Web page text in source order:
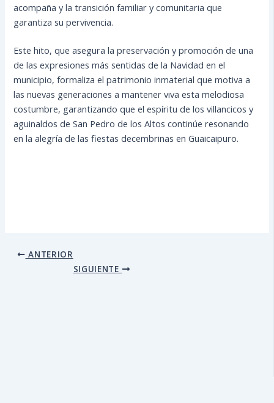
acompaña y la transición familiar y comunitaria que
garantiza su pervivencia.
Este hito, que asegura la preservación y promoción de una
de las expresiones más sentidas de la Navidad en el
municipio, formaliza el patrimonio inmaterial que motiva a
las nuevas generaciones a mantener viva esta melodiosa
costumbre, garantizando que el espíritu de los villancicos y
aguinaldos de San Pedro de los Altos continúe resonando
en la alegría de las fiestas decembrinas en Guaicaipuro.
ANTERIOR
SIGUIENTE